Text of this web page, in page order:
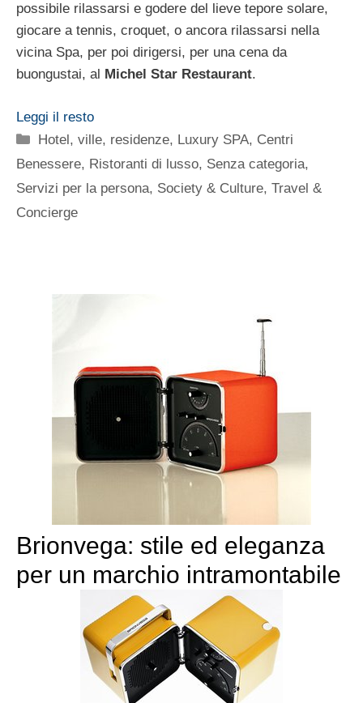
possibile rilassarsi e godere del lieve tepore solare,
giocare a tennis, croquet, o ancora rilassarsi nella
vicina Spa, per poi dirigersi, per una cena da
buongustai, al Michel Star Restaurant.
Leggi il resto
Categorie
Hotel, ville, residenze, Luxury SPA, Centri
Benessere, Ristoranti di lusso, Senza categoria,
Servizi per la persona, Society & Culture, Travel &
Concierge
Brionvega: stile ed eleganza
per un marchio intramontabile